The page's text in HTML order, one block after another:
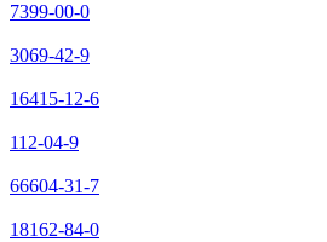
7399-00-0
3069-42-9
16415-12-6
112-04-9
66604-31-7
18162-84-0